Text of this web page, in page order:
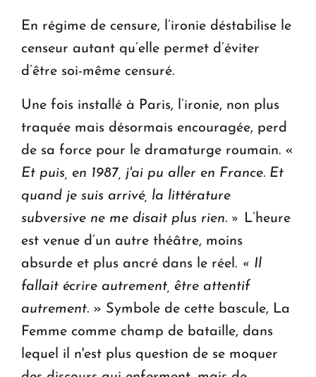
En régime de censure, l’ironie déstabilise le
censeur autant qu’elle permet d’éviter
d’être soi-même censuré.
Une fois installé à Paris, l’ironie, non plus
traquée mais désormais encouragée, perd
de sa force pour le dramaturge roumain. «
Et puis, en 1987, j'ai pu aller en France. Et
quand je suis arrivé, la littérature
subversive ne me disait plus rien. »
L’heure
est venue d’un autre théâtre, moins
absurde et plus ancré dans le réel. « Il
fallait écrire autrement, être attentif
autrement. » Symbole de cette bascule, La
Femme comme champ de bataille, dans
lequel il n'est plus question de se moquer